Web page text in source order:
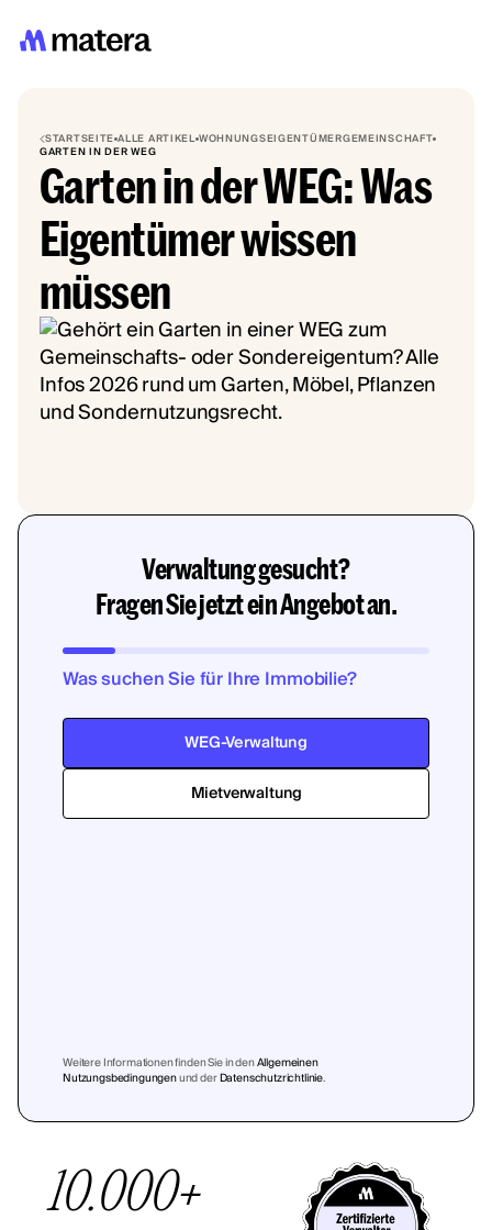
STARTSEITEALLE ARTIKELWOHNUNGSEIGENTÜMERGEMEINSCHAFT
GARTEN IN DER WEG
Garten in der WEG: Was
Eigentümer wissen
müssen
Verwaltung gesucht?
Fragen Sie jetzt ein Angebot an.
Was suchen Sie für Ihre Immobilie?
WEG-Verwaltung
Mietverwaltung
Weitere Informationen finden Sie in denAllgemeinen
Nutzungsbedingungenund derDatenschutzrichtlinie.
10.000+